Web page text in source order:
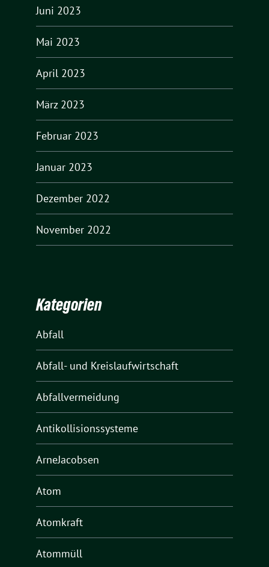
Juni 2023
Mai 2023
April 2023
März 2023
Februar 2023
Januar 2023
Dezember 2022
November 2022
Kategorien
Abfall
Abfall- und Kreislaufwirtschaft
Abfallvermeidung
Antikollisionssysteme
ArneJacobsen
Atom
Atomkraft
Atommüll